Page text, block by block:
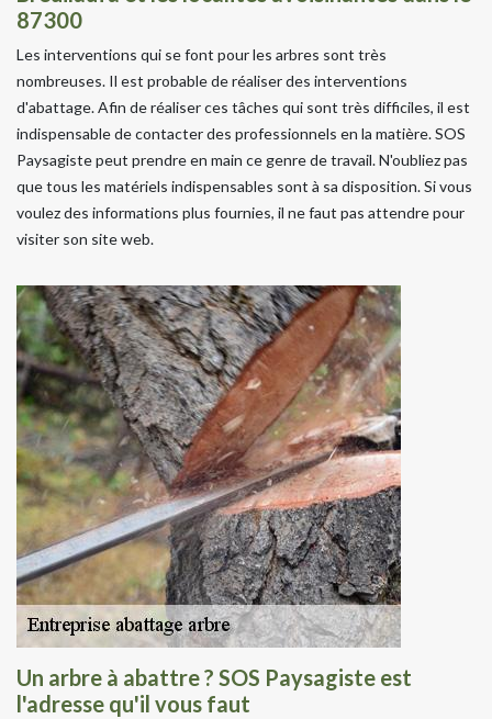
87300
Les interventions qui se font pour les arbres sont très
nombreuses. Il est probable de réaliser des interventions
d'abattage. Afin de réaliser ces tâches qui sont très difficiles, il est
indispensable de contacter des professionnels en la matière. SOS
Paysagiste peut prendre en main ce genre de travail. N'oubliez pas
que tous les matériels indispensables sont à sa disposition. Si vous
voulez des informations plus fournies, il ne faut pas attendre pour
visiter son site web.
Un arbre à abattre ? SOS Paysagiste est
l'adresse qu'il vous faut